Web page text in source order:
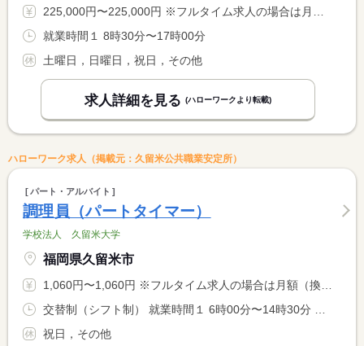
225,000円〜225,000円 ※フルタイム求人の場合は月額（換算額）、パート求人の場合は時間額を表示しています。
就業時間１ 8時30分〜17時00分
土曜日，日曜日，祝日，その他
求人詳細を見る (ハローワークより転載)
ハローワーク求人（掲載元：久留米公共職業安定所）
パート・アルバイト
調理員（パートタイマー）
学校法人 久留米大学
福岡県久留米市
1,060円〜1,060円 ※フルタイム求人の場合は月額（換算額）、パート求人の場合は時間額を表示しています。
祝日，その他